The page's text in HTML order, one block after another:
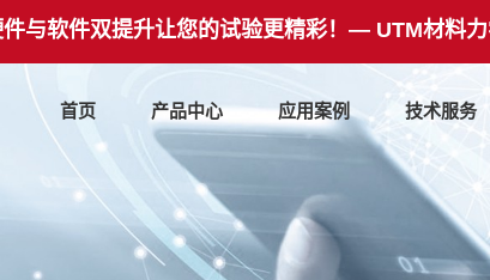
与软件双提升让您的试验更精彩！— UTM材料
首页 产品中心 应用案例 技术服务